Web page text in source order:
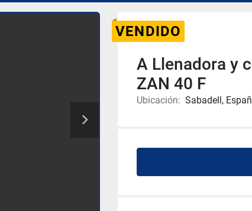
VENDIDO
A Llenadora y
ZAN 40 F
Ubicación: Sabadell,